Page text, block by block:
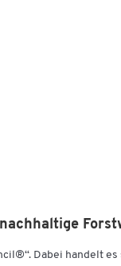
Dabei handelt es